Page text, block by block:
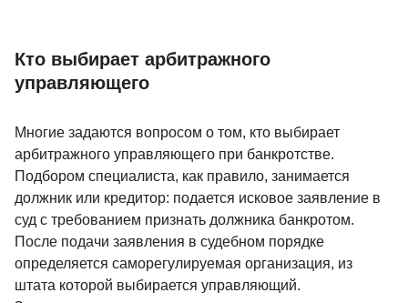
Кто выбирает арбитражного
управляющего
Многие задаются вопросом о том, кто выбирает
арбитражного управляющего при банкротстве.
Подбором специалиста, как правило, занимается
должник или кредитор: подается исковое заявление в
суд с требованием признать должника банкротом.
После подачи заявления в судебном порядке
определяется саморегулируемая организация, из
штата которой выбирается управляющий.